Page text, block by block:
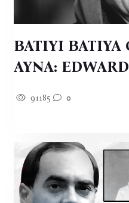
BATIYI BATIYA
AYNA:
91185 0